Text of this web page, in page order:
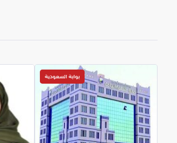
بوابة السعودية